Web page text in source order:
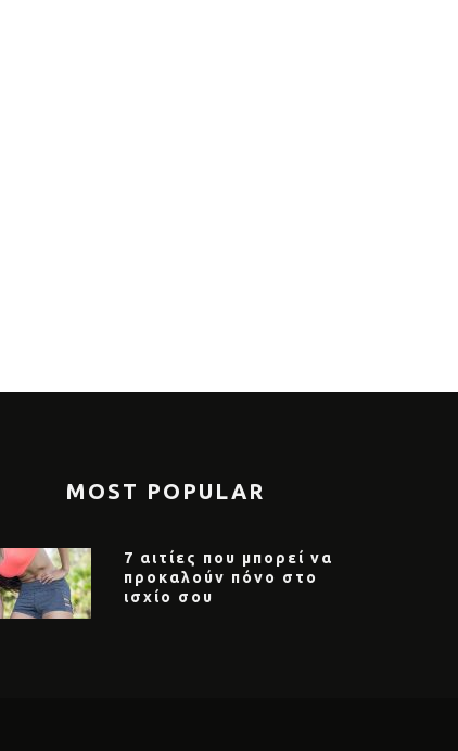
MOST POPULAR
7 αιτίες που μπορεί να
προκαλούν πόνο στο
ισχίο σου